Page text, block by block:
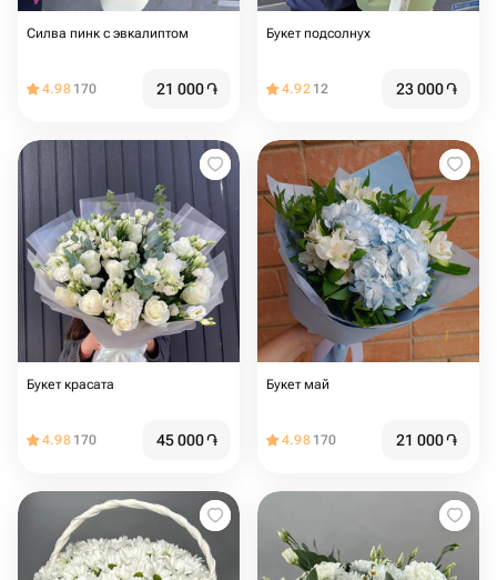
Силва пинк с эвкалиптом
4.98 170 21 000֏
Букет подсолнух
4.92 12 23 000֏
Букет красата
4.98 170 45 000֏
Букет май
4.98 170 21 000֏